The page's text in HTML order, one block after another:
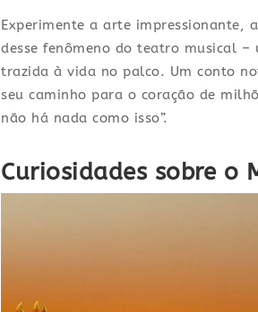
Experimente a arte impressionante,
desse fenômeno do teatro musical
trazida à vida no palco. Um conto
seu caminho para o coração de
não há nada como isso”.
Curiosidades sobre o